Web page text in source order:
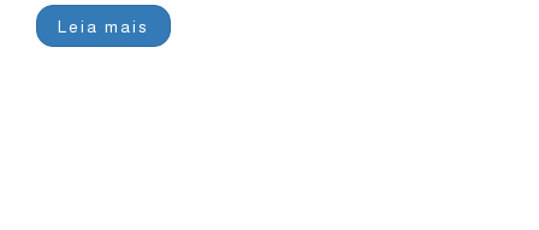
Leia mais